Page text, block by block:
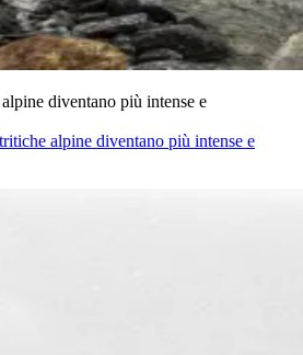
diventano più intense e
alpine diventano più intense e